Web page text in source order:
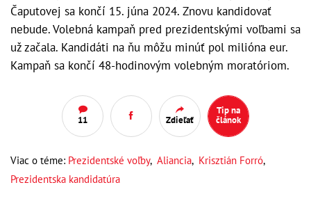
Čaputovej sa končí 15. júna 2024. Znovu kandidovať
nebude. Volebná kampaň pred prezidentskými voľbami sa
už začala. Kandidáti na ňu môžu minúť pol milióna eur.
Kampaň sa končí 48-hodinovým volebným moratóriom.
11 Zdieľať
Tip na
článok
Viac o téme: Prezidentské voľby, Aliancia, Krisztián Forró,
Prezidentska kandidatúra